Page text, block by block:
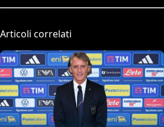
Articoli correlati